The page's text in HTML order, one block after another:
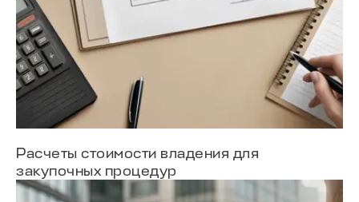
Расчеты стоимости владения для
закупочных процедур